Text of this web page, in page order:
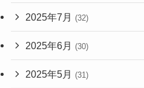
2025年7月 (32)
2025年6月 (30)
2025年5月 (31)